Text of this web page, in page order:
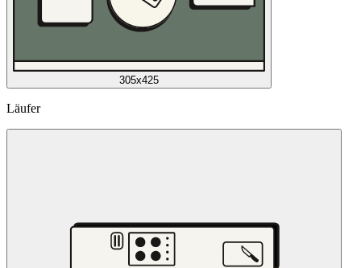
305x425
Läufer